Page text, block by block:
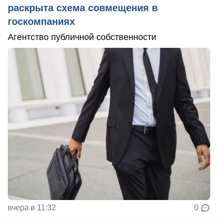
раскрыта схема совмещения в
госкомпаниях
Агентство публичной собственности
вчера в 11:32 0